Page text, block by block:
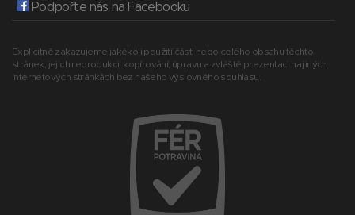
Podpořte nás na Facebooku
Explicitně zakazujeme jakékoli použití části nebo celého obsahu těchto
stránek, jejich reprodukci, kopírování, úpravu a zvláště prezentaci na jiných
internetových stránkách bez našeho výslovného souhlasu.